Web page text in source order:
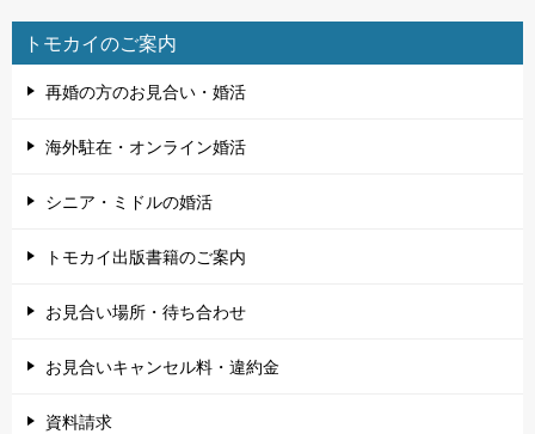
トモカイのご案内
再婚の方のお見合い・婚活
海外駐在・オンライン婚活
シニア・ミドルの婚活
トモカイ出版書籍のご案内
お見合い場所・待ち合わせ
お見合いキャンセル料・違約金
資料請求